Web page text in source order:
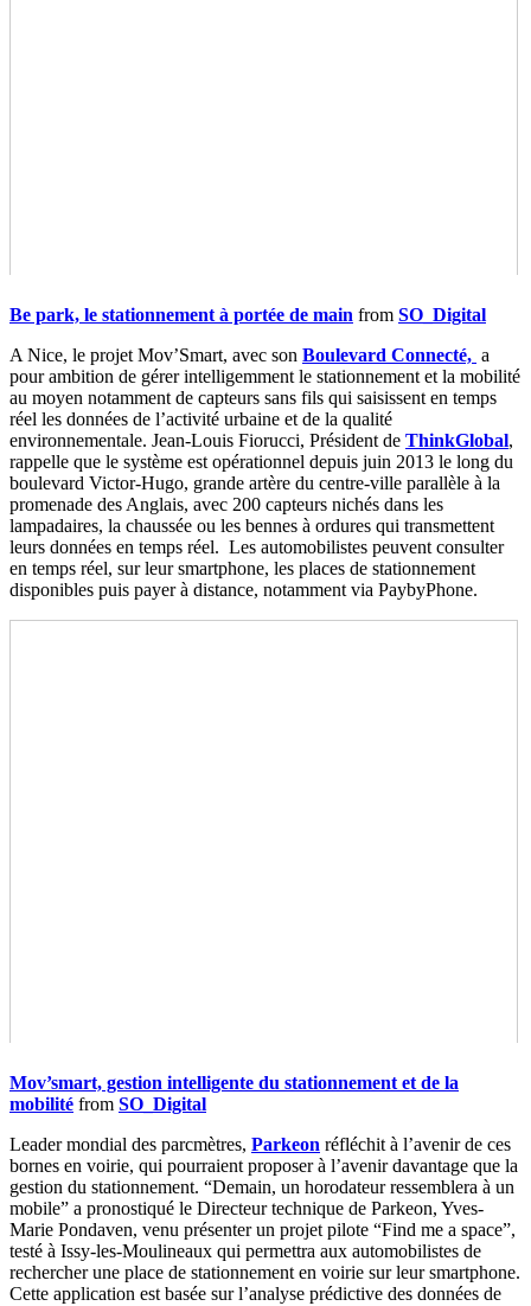
Be park, le stationnement à portée de main from SO_Digital
A Nice, le projet Mov’Smart, avec son Boulevard Connecté, a
pour ambition de gérer intelligemment le stationnement et la mobilité
au moyen notamment de capteurs sans fils qui saisissent en temps
réel les données de l’activité urbaine et de la qualité
environnementale. Jean-Louis Fiorucci, Président de ThinkGlobal,
rappelle que le système est opérationnel depuis juin 2013 le long du
boulevard Victor-Hugo, grande artère du centre-ville parallèle à la
promenade des Anglais, avec 200 capteurs nichés dans les
lampadaires, la chaussée ou les bennes à ordures qui transmettent
leurs données en temps réel. Les automobilistes peuvent consulter
en temps réel, sur leur smartphone, les places de stationnement
disponibles puis payer à distance, notamment via PaybyPhone.
Mov’smart, gestion intelligente du stationnement et de la
mobilité from SO_Digital
Leader mondial des parcmètres, Parkeon réfléchit à l’avenir de ces
bornes en voirie, qui pourraient proposer à l’avenir davantage que la
gestion du stationnement. “Demain, un horodateur ressemblera à un
mobile” a pronostiqué le Directeur technique de Parkeon, Yves-
Marie Pondaven, venu présenter un projet pilote “Find me a space”,
testé à Issy-les-Moulineaux qui permettra aux automobilistes de
rechercher une place de stationnement en voirie sur leur smartphone.
Cette application est basée sur l’analyse prédictive des données de